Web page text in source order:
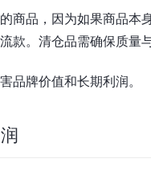
商品，因为如果商品本
款。清仓品需确保质
品牌价值和长期利润。